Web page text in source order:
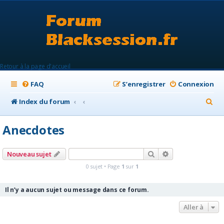
Retour à la page d'accueil
FAQ Connexion
S’enregistrer
Index du forum
e
h
Anecdotes
Nouveau sujet Rechercher
0 sujet • Page 1 sur 1
Il n’y a aucun sujet ou message dans ce forum.
Aller à